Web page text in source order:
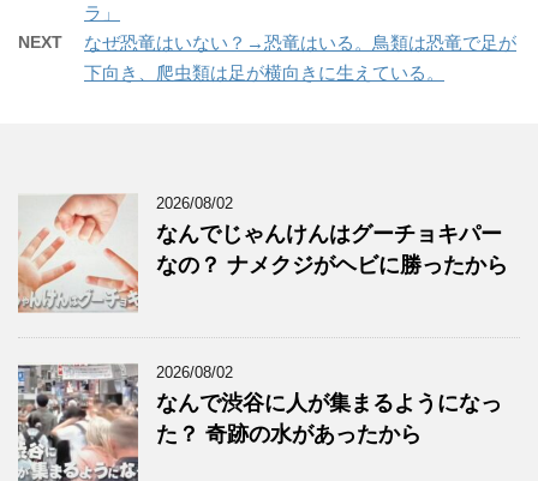
ラ」
NEXT
なぜ恐竜はいない？→恐竜はいる。鳥類は恐竜で足が
下向き、爬虫類は足が横向きに生えている。
2026/08/02
なんでじゃんけんはグーチョキパー
なの？ ナメクジがヘビに勝ったから
2026/08/02
なんで渋谷に人が集まるようになっ
た？ 奇跡の水があったから